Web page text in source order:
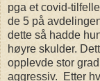
pga et covid-
de 5 på
dette så hadde
høyre skulder.
opplevde stor
aggressiv. Etter